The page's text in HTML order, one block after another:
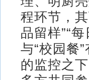
程环节，
品留样”“
与“校园餐
的监控之